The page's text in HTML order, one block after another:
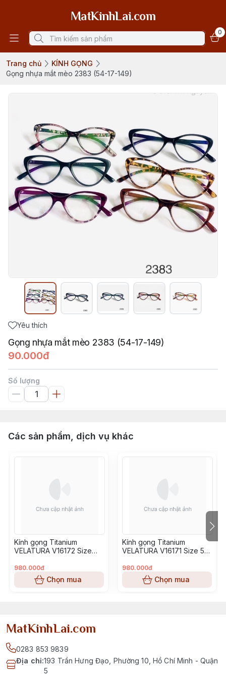
MatKinhLai.com
0
Trang chủ
KÍNH GỌNG
Gọng nhựa mắt mèo 2383 (54-17-149)
Yêu thích
Gọng nhựa mắt mèo 2383 (54-17-149)
90.000đ
Số lượng
Các sản phẩm, dịch vụ khác
Kính gọng Titanium
VELATURA V16172 Size
980.000đ
Chọn mua
Kính gọng Titanium
VELATURA V16171 Size 53-
980.000đ
Chọn mua
MatKinhLai.com
0283 853 9839
Địa chỉ:193 Trần Hưng Đạo, Phường 10, Hồ Chí Minh - Quận
5